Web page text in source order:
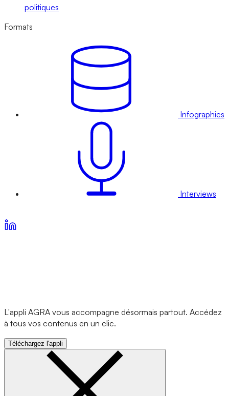
politiques
Formats
Infographies
Interviews
L'appli AGRA vous accompagne désormais partout. Accédez
à tous vos contenus en un clic.
Téléchargez l'appli